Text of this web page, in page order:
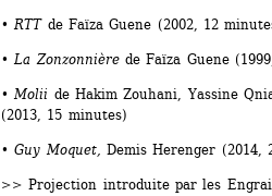
• RTTde Faïza Guene (2002, 12
• La Zonzonnièrede Faïza Guene
• Molii de Hakim Zouhani, Yassine
(2013, 15 minutes)
• Guy Moquet, Demis Herenger (2014,
>> Projection introduite par les